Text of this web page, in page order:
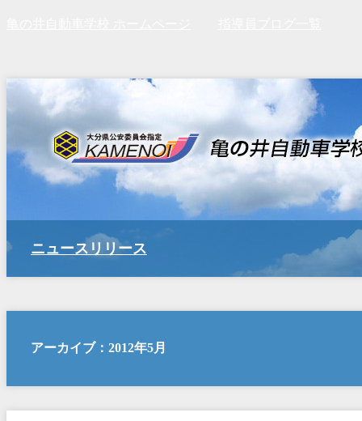
ニュースリリース
アーカイブ：2012年5月